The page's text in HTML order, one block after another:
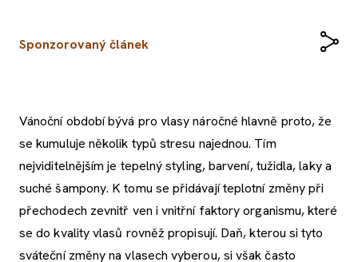
Sponzorovaný článek
Vánoční období bývá pro vlasy náročné hlavně proto, že
se kumuluje několik typů stresu najednou. Tím
nejviditelnějším je tepelný styling, barvení, tužidla, laky a
suché šampony. K tomu se přidávají teplotní změny při
přechodech zevnitř ven i vnitřní faktory organismu, které
se do kvality vlasů rovněž propisují. Daň, kterou si tyto
sváteční změny na vlasech vyberou, si však často